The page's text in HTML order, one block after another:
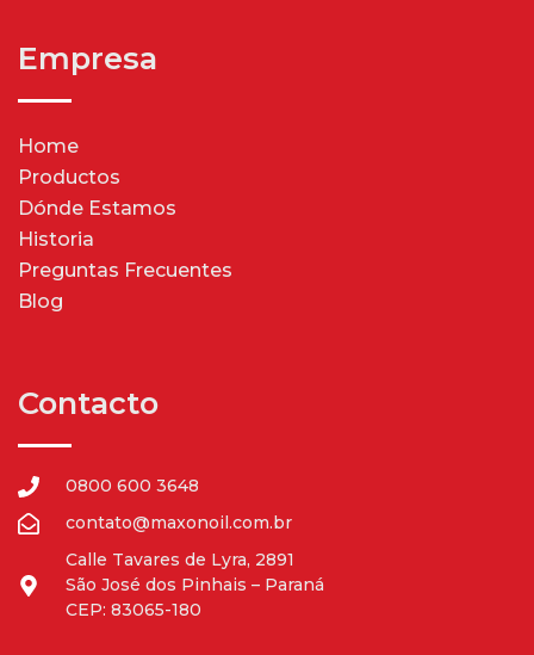
Empresa
Home
Productos
Dónde Estamos
Historia
Preguntas Frecuentes
Blog
Contacto
0800 600 3648
contato@maxonoil.com.br
Calle Tavares de Lyra, 2891
São José dos Pinhais – Paraná
CEP: 83065-180